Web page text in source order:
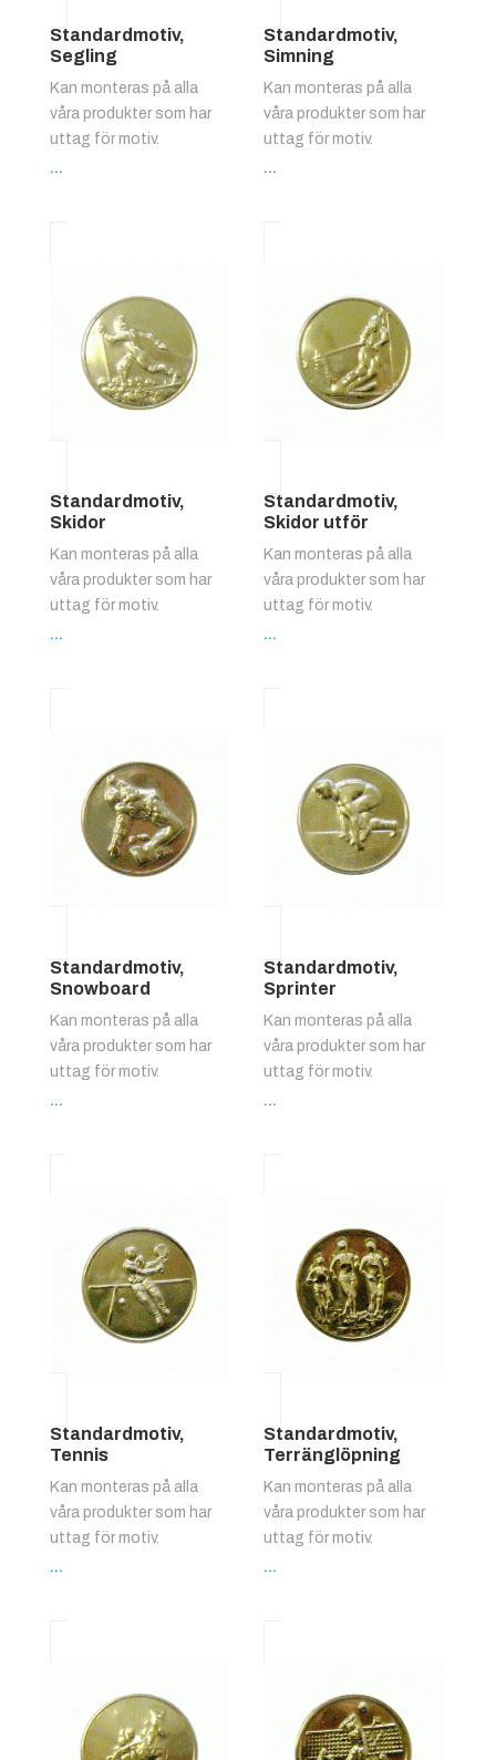
Standardmotiv,
Segling
Kan monteras på alla
våra produkter som har
uttag för motiv.
...
Standardmotiv,
Simning
Kan monteras på alla
våra produkter som har
uttag för motiv.
...
Standardmotiv,
Skidor
Kan monteras på alla
våra produkter som har
uttag för motiv.
...
Standardmotiv,
Skidor utför
Kan monteras på alla
våra produkter som har
uttag för motiv.
...
Standardmotiv,
Snowboard
Kan monteras på alla
våra produkter som har
uttag för motiv.
...
Standardmotiv,
Sprinter
Kan monteras på alla
våra produkter som har
uttag för motiv.
...
Standardmotiv,
Tennis
Kan monteras på alla
våra produkter som har
uttag för motiv.
...
Standardmotiv,
Terränglöpning
Kan monteras på alla
våra produkter som har
uttag för motiv.
...